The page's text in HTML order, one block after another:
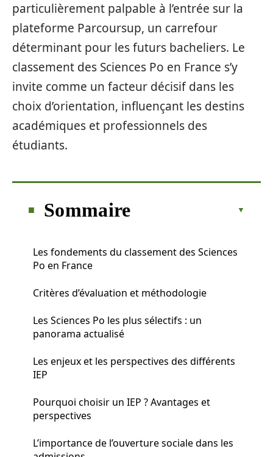
particulièrement palpable à l’entrée sur la
plateforme Parcoursup, un carrefour
déterminant pour les futurs bacheliers. Le
classement des Sciences Po en France s’y
invite comme un facteur décisif dans les
choix d’orientation, influençant les destins
académiques et professionnels des
étudiants.
Sommaire
Les fondements du classement des Sciences
Po en France
Critères d’évaluation et méthodologie
Les Sciences Po les plus sélectifs : un
panorama actualisé
Les enjeux et les perspectives des différents
IEP
Pourquoi choisir un IEP ? Avantages et
perspectives
L’importance de l’ouverture sociale dans les